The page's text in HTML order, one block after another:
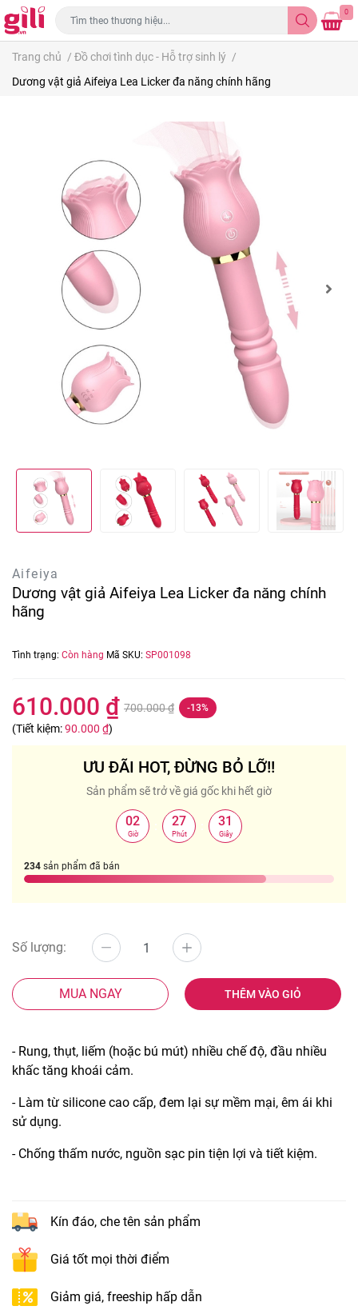
0
Trang chủ / Đồ chơi tình dục - Hỗ trợ sinh lý /
Dương vật giả Aifeiya Lea Licker đa năng chính hãng
Aifeiya
Dương vật giả Aifeiya Lea Licker đa năng chính
hãng
Tình trạng: Còn hàng Mã SKU: SP001098
610.000 ₫ 700.000 ₫ -13%
(Tiết kiệm:90.000 ₫)
ƯU ĐÃI HOT, ĐỪNG BỎ LỠ!!
Sản phẩm sẽ trở về giá gốc khi hết giờ
02
Giờ
27
Phút
31
Giây
234 sản phẩm đã bán
Số lượng:
MUA NGAY THÊM VÀO GIỎ
- Rung, thụt, liếm (hoặc bú mút) nhiều chế độ, đầu nhiều
khấc tăng khoái cảm.
- Làm từ silicone cao cấp, đem lại sự mềm mại, êm ái khi
sử dụng.
- Chống thấm nước, nguồn sạc pin tiện lợi và tiết kiệm.
Kín đáo, che tên sản phẩm
Giá tốt mọi thời điểm
Giảm giá, freeship hấp dẫn